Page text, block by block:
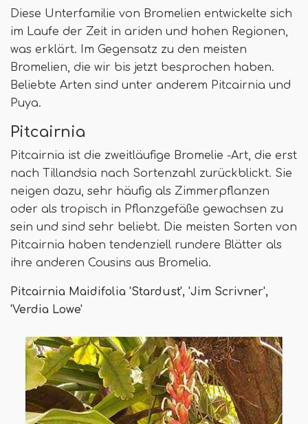
Diese Unterfamilie von Bromelien entwickelte sich
im Laufe der Zeit in ariden und hohen Regionen,
was erklärt. Im Gegensatz zu den meisten
Bromelien, die wir bis jetzt besprochen haben.
Beliebte Arten sind unter anderem Pitcairnia und
Puya.
Pitcairnia
Pitcairnia ist die zweitläufige Bromelie -Art, die erst
nach Tillandsia nach Sortenzahl zurückblickt. Sie
neigen dazu, sehr häufig als Zimmerpflanzen
oder als tropisch in Pflanzgefäße gewachsen zu
sein und sind sehr beliebt. Die meisten Sorten von
Pitcairnia haben tendenziell rundere Blätter als
ihre anderen Cousins ​​aus Bromelia.
Pitcairnia Maidifolia 'Stardust', 'Jim Scrivner',
'Verdia Lowe'